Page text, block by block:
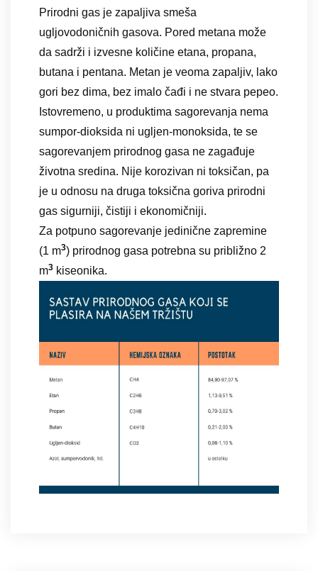
Prirodni gas je zapaljiva smeša
ugljovodoničnih gasova. Pored metana može
da sadrži i izvesne količine etana, propana,
butana i pentana. Metan je veoma zapaljiv, lako
gori bez dima, bez imalo čađi i ne stvara pepeo.
Istovremeno, u produktima sagorevanja nema
sumpor-dioksida ni ugljen-monoksida, te se
sagorevanjem prirodnog gasa ne zagađuje
životna sredina. Nije korozivan ni toksičan, pa
je u odnosu na druga toksična goriva prirodni
gas sigurniji, čistiji i ekonomičniji.
Za potpuno sagorevanje jedinične zapremine
(1 m3) prirodnog gasa potrebna su približno 2
m3 kiseonika.